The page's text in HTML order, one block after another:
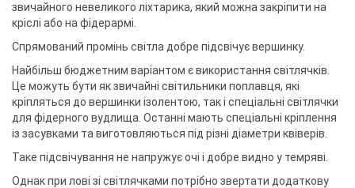
звичайного невеликого ліхтарика, який можна закріпити на
кріслі або на фідерармі.
Спрямований промінь світла добре підсвічує вершинку.
Найбільш бюджетним варіантом є використання світлячків.
Це можуть бути як звичайні світильники поплавця, які
кріпляться до вершинки ізолентою, так і спеціальні світлячки
для фідерного вудлища. Останні мають спеціальні кріплення
із засувками та виготовляються під різні діаметри квіверів.
Таке підсвічування не напружує очі і добре видно у темряві.
Однак при лові зі світлячками потрібно звертати додаткову